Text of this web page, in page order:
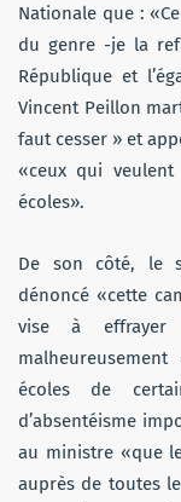
Nationale que :
du genre -je la
République et
Vincent Peillon
faut cesser » et
«ceux qui
écoles».
De son côté, le
dénoncé «cette
vise à effrayer
écoles de
d’absentéisme
au ministre «que
auprès de toutes